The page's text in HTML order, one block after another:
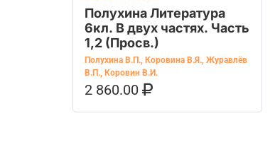
Полухина Литература
6кл. В двух частях. Часть
1,2 (Просв.)
Полухина В.П., Коровина В.Я., Журавлёв
В.П., Коровин В.И.
2 860.00
В КОРЗИНУ